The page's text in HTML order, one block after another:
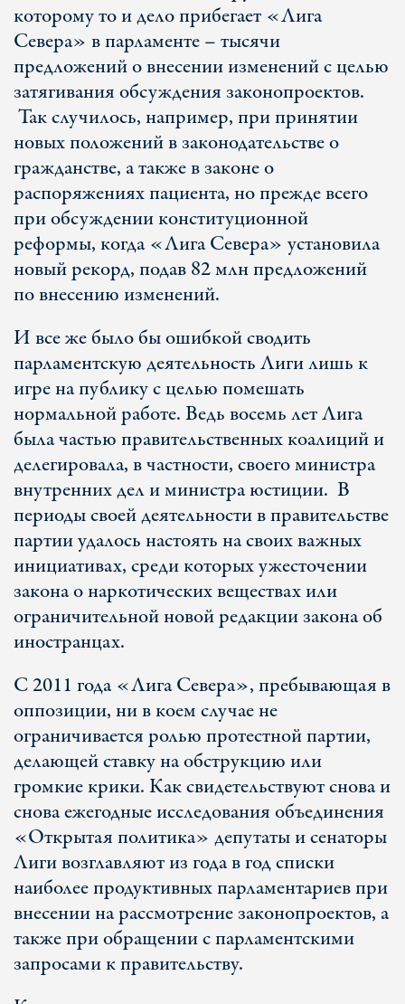
которому то и дело прибегает «Лига
Севера» в парламенте – тысячи
предложений о внесении изменений с целью
затягивания обсуждения законопроектов.
Так случилось, например, при принятии
новых положений в законодательстве о
гражданстве, а также в законе о
распоряжениях пациента, но прежде всего
при обсуждении конституционной
реформы, когда «Лига Севера» установила
новый рекорд, подав 82 млн предложений
по внесению изменений.
И все же было бы ошибкой сводить
парламентскую деятельность Лиги лишь к
игре на публику с целью помешать
нормальной работе. Ведь восемь лет Лига
была частью правительственных коалиций и
делегировала, в частности, своего министра
внутренних дел и министра юстиции. В
периоды своей деятельности в правительстве
партии удалось настоять на своих важных
инициативах, среди которых ужесточении
закона о наркотических веществах или
ограничительной новой редакции закона об
иностранцах.
С 2011 года «Лига Севера», пребывающая в
оппозиции, ни в коем случае не
ограничивается ролью протестной партии,
делающей ставку на обструкцию или
громкие крики. Как свидетельствуют снова и
снова ежегодные исследования объединения
«Открытая политика» депутаты и сенаторы
Лиги возглавляют из года в год списки
наиболее продуктивных парламентариев при
внесении на рассмотрение законопроектов, а
также при обращении с парламентскими
запросами к правительству.